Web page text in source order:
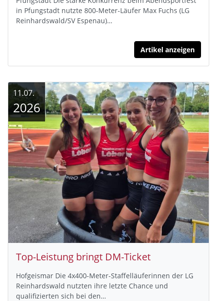
in Pfungstadt nutzte 800-Meter-Läufer Max Fuchs (LG
Reinhardswald/SV Espenau)…
Artikel anzeigen
Top-Leistung bringt DM-Ticket
Hofgeismar Die 4x400-Meter-Staffelläuferinnen der LG
Reinhardswald nutzten ihre letzte Chance und
qualifizierten sich bei den…
11.07.
2026